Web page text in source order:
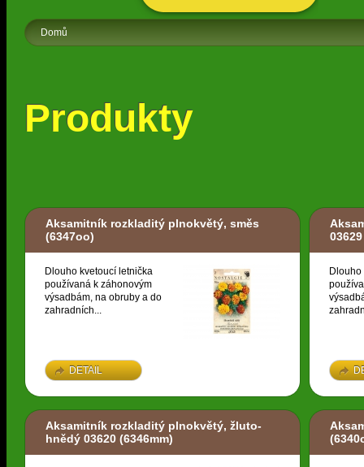
Domů
Produkty
Aksamitník rozkladitý plnokvětý, směs
(6347oo)
Dlouho kvetoucí letnička
používaná k záhonovým
výsadbám, na obruby a do
zahradních...
DETAIL
03629
Aksamitník rozkladitý plnokvětý, žluto-
hnědý 03620 (6346mm)